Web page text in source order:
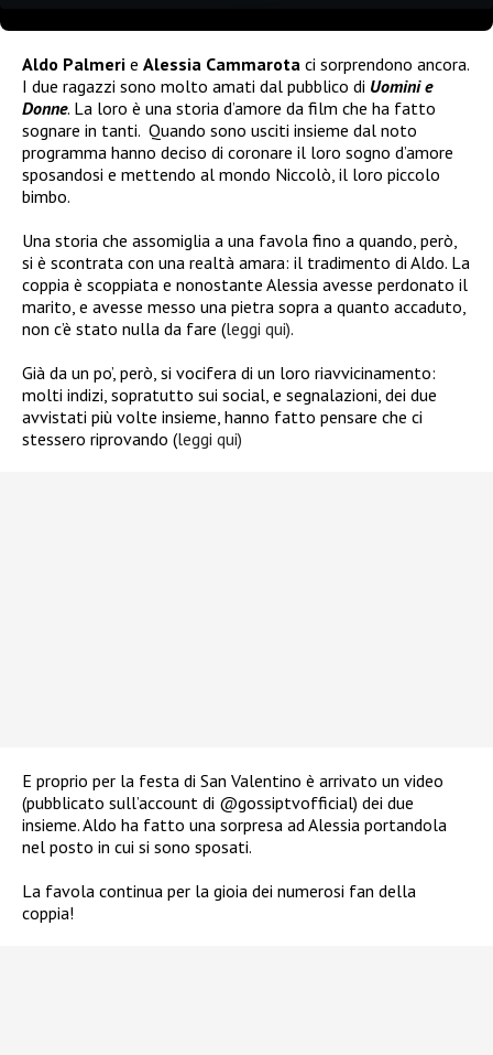
Aldo Palmeri e Alessia Cammarota ci sorprendono ancora.
I due ragazzi sono molto amati dal pubblico di Uomini e
Donne. La loro è una storia d’amore da film che ha fatto
sognare in tanti. Quando sono usciti insieme dal noto
programma hanno deciso di coronare il loro sogno d’amore
sposandosi e mettendo al mondo Niccolò, il loro piccolo
bimbo.
Una storia che assomiglia a una favola fino a quando, però,
si è scontrata con una realtà amara: il tradimento di Aldo. La
coppia è scoppiata e nonostante Alessia avesse perdonato il
marito, e avesse messo una pietra sopra a quanto accaduto,
non c’è stato nulla da fare (leggi qui).
Già da un po’, però, si vocifera di un loro riavvicinamento:
molti indizi, sopratutto sui social, e segnalazioni, dei due
avvistati più volte insieme, hanno fatto pensare che ci
stessero riprovando (leggi qui)
E proprio per la festa di San Valentino è arrivato un video
(pubblicato sull’account di @gossiptvofficial) dei due
insieme. Aldo ha fatto una sorpresa ad Alessia portandola
nel posto in cui si sono sposati.
La favola continua per la gioia dei numerosi fan della
coppia!